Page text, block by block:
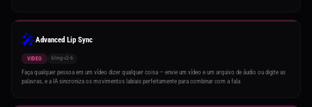
🎤Advanced Lip Sync
VIDEO kling-v2-6
Faça qualquer pessoa em um vídeo dizer qualquer coisa — envie um vídeo e um arquivo de áudio ou digite as
palavras, e a IA sincroniza os movimentos labiais perfeitamente para combinar com a fala